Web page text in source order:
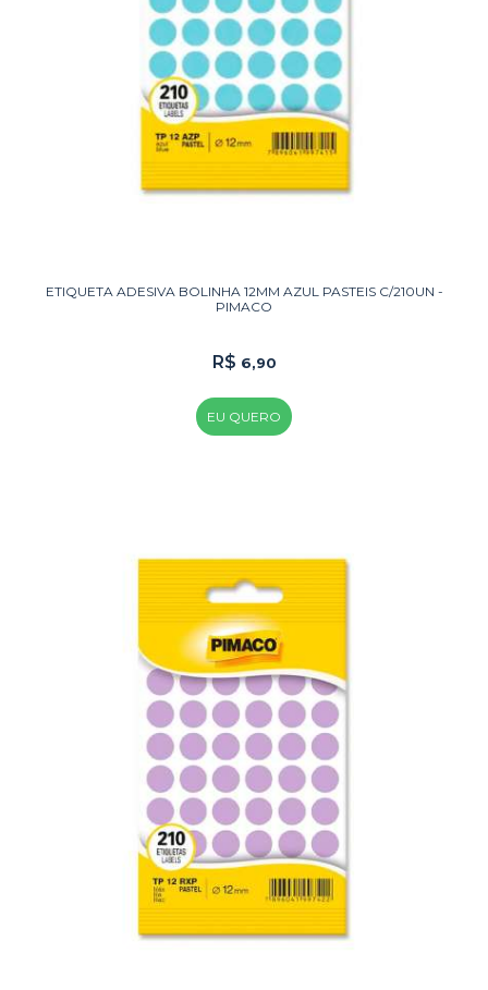
ETIQUETA ADESIVA BOLINHA 12MM AZUL PASTEIS C/210UN -
PIMACO
R$ 6,90
EU QUERO